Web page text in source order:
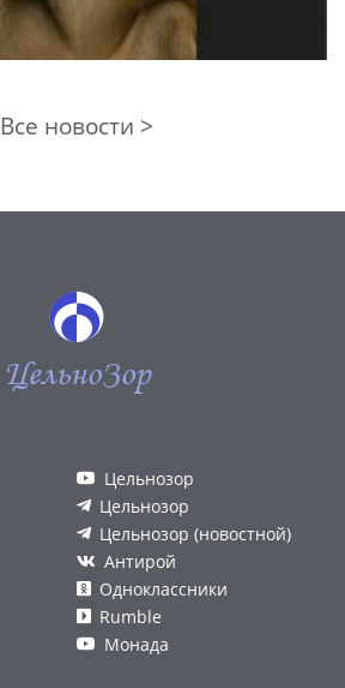
Все новости >
ЦельноЗор
Цельнозор
Цельнозор
Цельнозор (новостной)
Антирой
Одноклассники
Rumble
Монада